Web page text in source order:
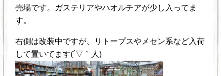
売場です。ガステリアやハオルチアが少し入ってま
す。
右側は改装中ですが、リトープスやメセン系など入荷
して置いてます(´▽｀人)